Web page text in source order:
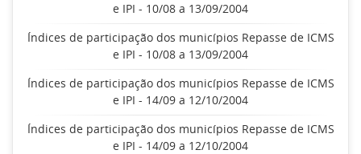
e IPI - 10/08 a 13/09/2004
Índices de participação dos municípios Repasse de ICMS
e IPI - 10/08 a 13/09/2004
Índices de participação dos municípios Repasse de ICMS
e IPI - 14/09 a 12/10/2004
Índices de participação dos municípios Repasse de ICMS
e IPI - 14/09 a 12/10/2004